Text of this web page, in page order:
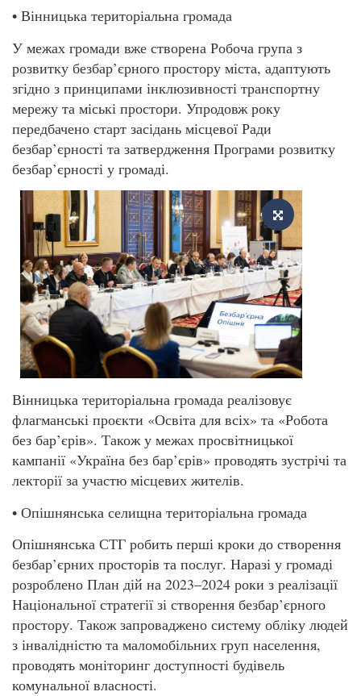
• Вінницька територіальна громада
У межах громади вже створена Робоча група з
розвитку безбар’єрного простору міста, адаптують
згідно з принципами інклюзивності транспортну
мережу та міські простори. Упродовж року
передбачено старт засідань місцевої Ради
безбар’єрності та затвердження Програми розвитку
безбар’єрності у громаді.
Вінницька територіальна громада реалізовує
флагманські проєкти «Освіта для всіх» та «Робота
без бар’єрів». Також у межах просвітницької
кампанії «Україна без бар’єрів» проводять зустрічі та
лекторії за участю місцевих жителів.
• Опішнянська селищна територіальна громада
Опішнянська СТГ робить перші кроки до створення
безбар’єрних просторів та послуг. Наразі у громаді
розроблено План дій на 2023–2024 роки з реалізації
Національної стратегії зі створення безбар’єрного
простору. Також запроваджено систему обліку людей
з інвалідністю та маломобільних груп населення,
проводять моніторинг доступності будівель
комунальної власності.